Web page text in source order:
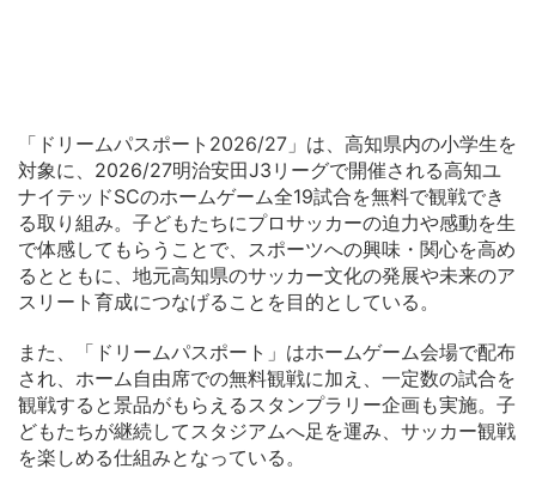
「ドリームパスポート2026/27」は、高知県内の小学生を
対象に、2026/27明治安田J3リーグで開催される高知ユ
ナイテッドSCのホームゲーム全19試合を無料で観戦でき
る取り組み。子どもたちにプロサッカーの迫力や感動を生
で体感してもらうことで、スポーツへの興味・関心を高め
るとともに、地元高知県のサッカー文化の発展や未来のア
スリート育成につなげることを目的としている。
また、「ドリームパスポート」はホームゲーム会場で配布
され、ホーム自由席での無料観戦に加え、一定数の試合を
観戦すると景品がもらえるスタンプラリー企画も実施。子
どもたちが継続してスタジアムへ足を運み、サッカー観戦
を楽しめる仕組みとなっている。